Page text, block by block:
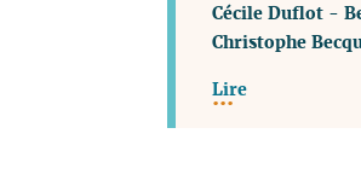
Cécile Duflot-
Christophe
Lire